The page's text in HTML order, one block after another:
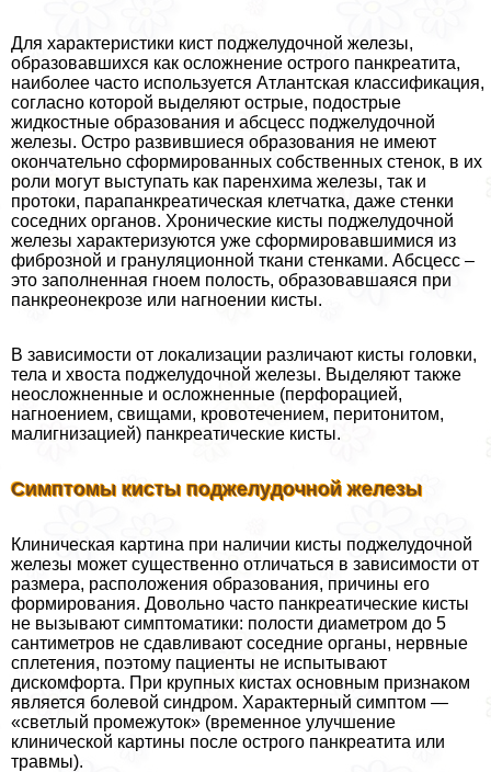
Для хаpaктеристики кист поджелудочной железы,
образовавшихся как осложнение острого панкреатита,
наиболее часто используется Атлантская классификация,
согласно которой выделяют острые, подострые
жидкостные образования и абсцесс поджелудочной
железы. Остро развившиеся образования не имеют
окончательно сформированных собственных стенок, в их
роли могут выступать как паренхима железы, так и
протоки, парапанкреатическая клетчатка, даже стенки
соседних органов. Хронические кисты поджелудочной
железы хаpaктеризуются уже сформировавшимися из
фиброзной и грануляционной ткани стенками. Абсцесс –
это заполненная гноем полость, образовавшаяся при
панкреонекрозе или нагноении кисты.
В зависимости от локализации различают кисты головки,
тела и хвоста поджелудочной железы. Выделяют также
неосложненные и осложненные (перфорацией,
нагноением, свищами, кровотечением, перитонитом,
малигнизацией) панкреатические кисты.
Симптомы кисты поджелудочной железы
Клиническая картина при наличии кисты поджелудочной
железы может существенно отличаться в зависимости от
размера, расположения образования, причины его
формирования. Довольно часто панкреатические кисты
не вызывают симптоматики: полости диаметром до 5
сантиметров не сдавливают соседние органы, нервные
сплетения, поэтому пациенты не испытывают
дискомфорта. При крупных кистах основным признаком
является болевой синдром. Хаpaктерный симптом —
«светлый промежуток» (временное улучшение
клинической картины после острого панкреатита или
травмы).